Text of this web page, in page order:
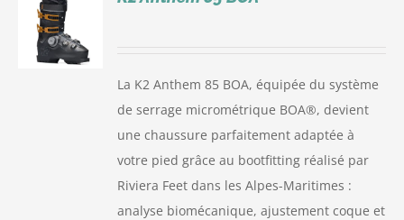
La K2 Anthem 85 BOA, équipée du système
de serrage micrométrique BOA®, devient
une chaussure parfaitement adaptée à
votre pied grâce au bootfitting réalisé par
Riviera Feet dans les Alpes-Maritimes :
analyse biomécanique, ajustement coque et